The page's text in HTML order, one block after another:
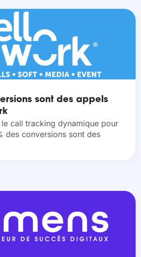
sont des appels
call tracking dynamique pour
des conversions sont des